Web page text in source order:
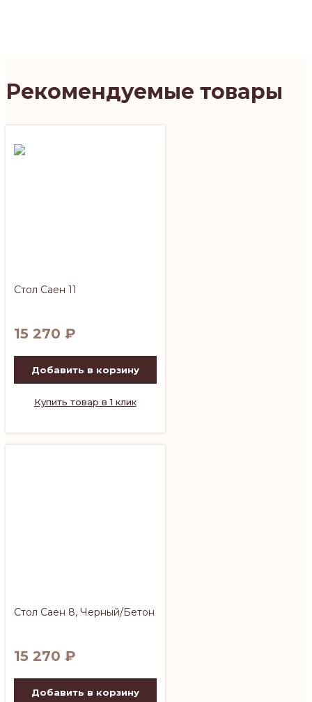
Рекомендуемые товары
Стол Саен 11
15 270 ₽
Добавить в корзину
Купить товар в 1 клик
Стол Саен 8, Черный/Бетон
15 270 ₽
Добавить в корзину